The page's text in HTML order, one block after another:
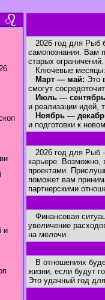
и
2026 год для Рыб
самопознания. Вам
старых ограничений.
Ключевые месяцы:
Март — май: Это
смогут
Июль —
и реализации идей,
Ноябрь —
и подготовки к
2026 год для Рыб
карьере. Возможно,
проектами.
поможет вам
партнерскими
Финансовая
увеличение
на мелочи.
В отношениях
жизни, если будут
Это удачный год